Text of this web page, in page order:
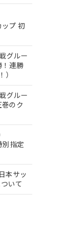
プ 初
グルー
連勝
グルー
のク
別指定
本サッ
いて